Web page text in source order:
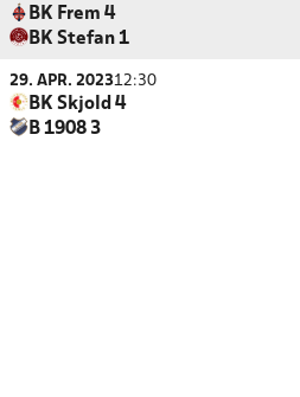
BK Frem 4
BK Stefan 1
29. APR. 202312:30
BK Skjold 4
B 1908 3